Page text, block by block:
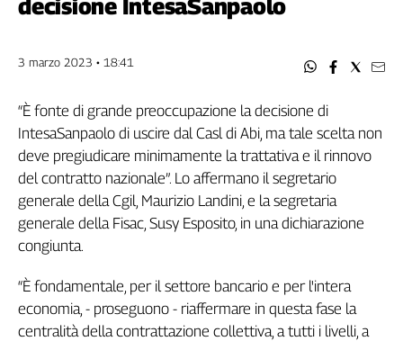
Filcams
Fillea
Fiom
Fisac
Flai
Flc
Fp
Nidil
Slc
Inca
Caaf
decisione IntesaSanpaolo
3 marzo 2023 • 18:41
“È fonte di grande preoccupazione la decisione di
IntesaSanpaolo di uscire dal Casl di Abi, ma tale scelta non
deve pregiudicare minimamente la trattativa e il rinnovo
del contratto nazionale”. Lo affermano il segretario
generale della Cgil, Maurizio Landini, e la segretaria
generale della Fisac, Susy Esposito, in una dichiarazione
congiunta.
“È fondamentale, per il settore bancario e per l'intera
economia, - proseguono - riaffermare in questa fase la
centralità della contrattazione collettiva, a tutti i livelli, a